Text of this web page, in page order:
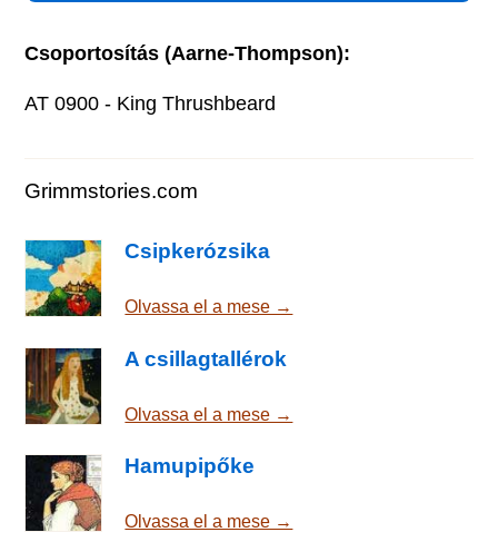
Csoportosítás (Aarne-Thompson):
AT 0900 - King Thrushbeard
Grimmstories.com
Csipkerózsika
Olvassa el a mese →
A csillagtallérok
Olvassa el a mese →
Hamupipőke
Olvassa el a mese →